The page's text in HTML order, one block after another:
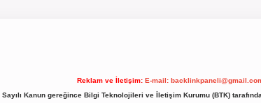
Reklam ve İletişim: E-mail:
Kanun gereğince Bilgi Teknolojileri ve İletişim Kurumu (BTK)